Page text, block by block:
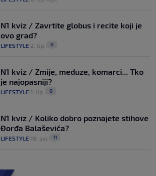
N1 kviz / Zavrtite globus i recite koji je
ovo grad?
LIFESTYLE 2. lip. 0
N1 kviz / Zmije, meduze, komarci... Tko
je najopasniji?
LIFESTYLE 1. lip. 0
N1 kviz / Koliko dobro poznajete stihove
Đorđa Balaševića?
LIFESTYLE 18. svi. 11